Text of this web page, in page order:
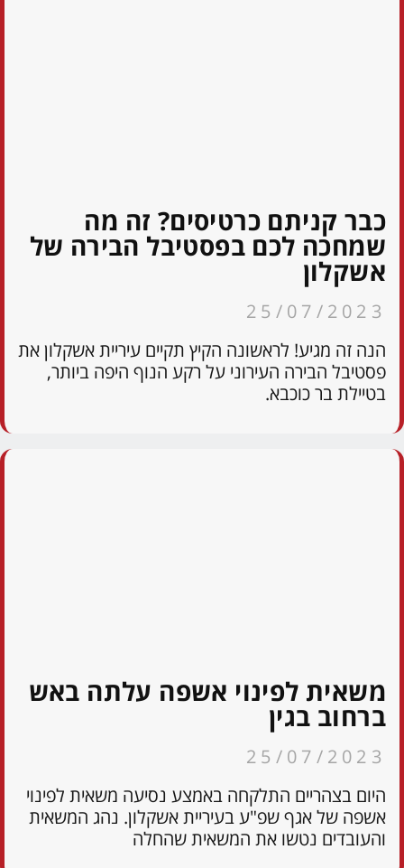
כבר קניתם כרטיסים? זה מה
שמחכה לכם בפסטיבל הבירה של
אשקלון
25/07/2023
הנה זה מגיע! לראשונה הקיץ תקיים עיריית אשקלון את
פסטיבל הבירה העירוני על רקע הנוף היפה ביותר,
בטיילת בר כוכבא.
משאית לפינוי אשפה עלתה באש
ברחוב בגין
25/07/2023
היום בצהריים התלקחה באמצע נסיעה משאית לפינוי
אשפה של אגף שפ"ע בעיריית אשקלון. נהג המשאית
והעובדים נטשו את המשאית שהחלה